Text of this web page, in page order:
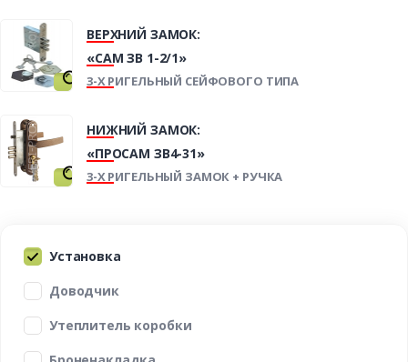
ВЕРХНИЙ ЗАМОК:
«САМ ЗВ 1-2/1»
3-Х РИГЕЛЬНЫЙ СЕЙФОВОГО ТИПА
НИЖНИЙ ЗАМОК:
«ПРОСАМ ЗВ4-31»
3-Х РИГЕЛЬНЫЙ ЗАМОК + РУЧКА
Установка
Доводчик
Утеплитель коробки